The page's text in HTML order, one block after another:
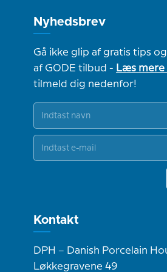
Nyhedsbrev
Gå ikke glip af gratis tips
af GODE tilbud - Læs mere
tilmeld dig nedenfor!
Kontakt
DPH – Danish Porcelain
Løkkegravene 49